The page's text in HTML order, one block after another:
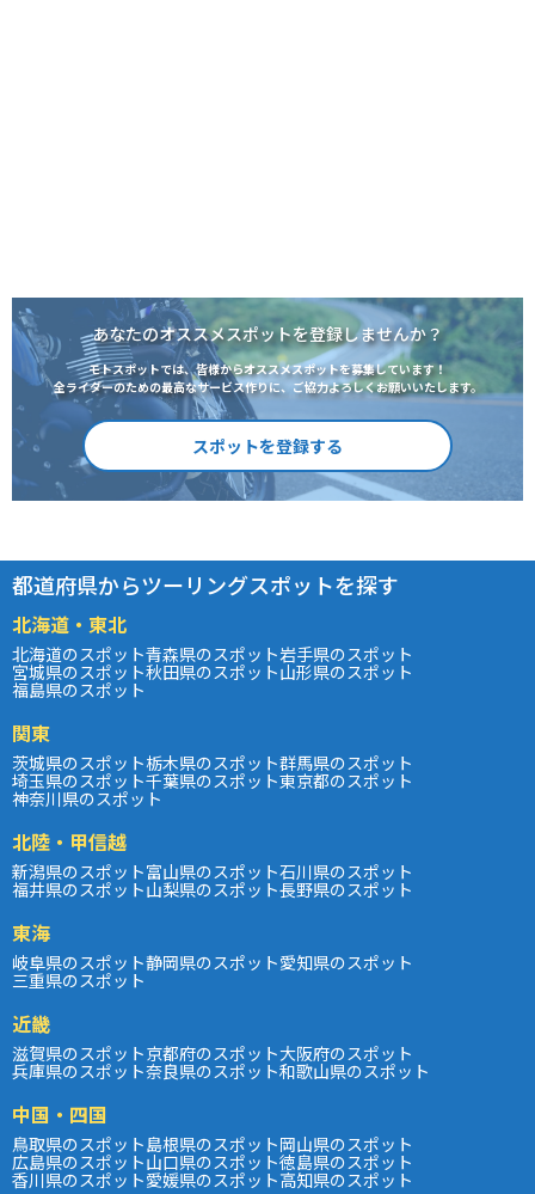
あなたのオススメスポットを登録しませんか？
モトスポットでは、皆様からオススメスポットを募集しています！
全ライダーのための最高なサービス作りに、ご協力よろしくお願いいたします。
スポットを登録する
都道府県からツーリングスポットを探す
北海道・東北
北海道のスポット青森県のスポット岩手県のスポット
宮城県のスポット秋田県のスポット山形県のスポット
福島県のスポット
関東
茨城県のスポット栃木県のスポット群馬県のスポット
埼玉県のスポット千葉県のスポット東京都のスポット
神奈川県のスポット
北陸・甲信越
新潟県のスポット富山県のスポット石川県のスポット
福井県のスポット山梨県のスポット長野県のスポット
東海
岐阜県のスポット静岡県のスポット愛知県のスポット
三重県のスポット
近畿
滋賀県のスポット京都府のスポット大阪府のスポット
兵庫県のスポット奈良県のスポット和歌山県のスポット
中国・四国
鳥取県のスポット島根県のスポット岡山県のスポット
広島県のスポット山口県のスポット徳島県のスポット
香川県のスポット愛媛県のスポット高知県のスポット